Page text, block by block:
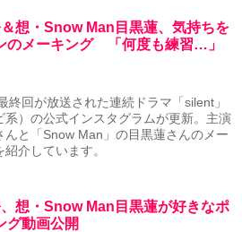
想・Snow Man目黒蓮、気持ちを
のメーキング 「何度も練習…」
終回が放送された連続ドラマ「silent」
系）の公式インスタグラムが更新。主演
んと「Snow Man」の目黒蓮さんのメー
介しています。
想・Snow Man目黒蓮が好きなポ
動画公開